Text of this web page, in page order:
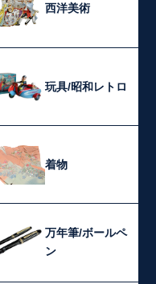
西洋美術
玩具/昭和レトロ
着物
万年筆/ボールペ
ン